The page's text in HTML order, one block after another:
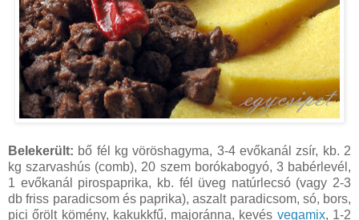
Belekerült: bő fél kg vöröshagyma, 3-4 evőkanál zsír, kb. 2
kg szarvashús (comb), 20 szem borókabogyó, 3 babérlevél,
1 evőkanál pirospaprika, kb. fél üveg natúrlecsó (vagy 2-3
db friss paradicsom és paprika), aszalt paradicsom, só, bors,
pici őrölt kömény, kakukkfű, majoránna, kevés vegamix, 1-2